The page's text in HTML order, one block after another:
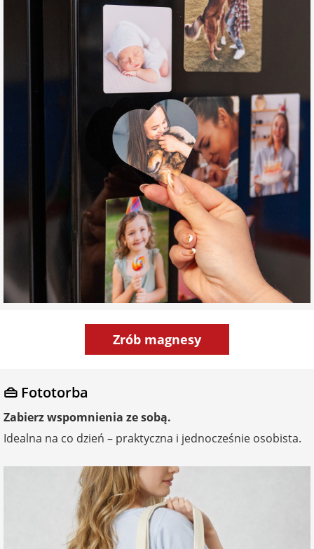
Zrób magnesy
👜 Fototorba
Zabierz wspomnienia ze sobą.
Idealna na co dzień – praktyczna i jednocześnie osobista.